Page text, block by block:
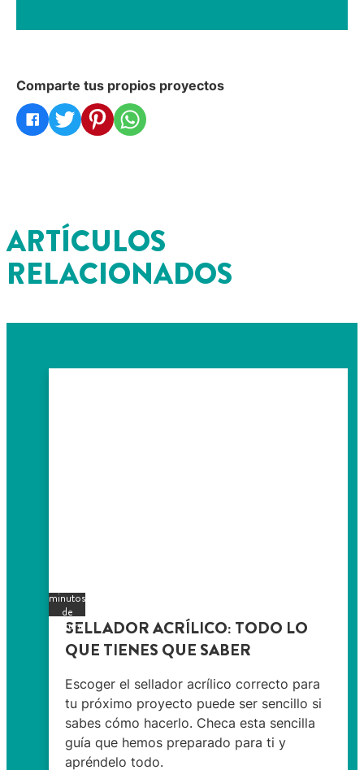
Comparte tus propios proyectos
ARTÍCULOS
RELACIONADOS
minutos
de
lectura
SELLADOR ACRÍLICO: TODO LO
QUE TIENES QUE SABER
Escoger el sellador acrílico correcto para
tu próximo proyecto puede ser sencillo si
sabes cómo hacerlo. Checa esta sencilla
guía que hemos preparado para ti y
apréndelo todo.